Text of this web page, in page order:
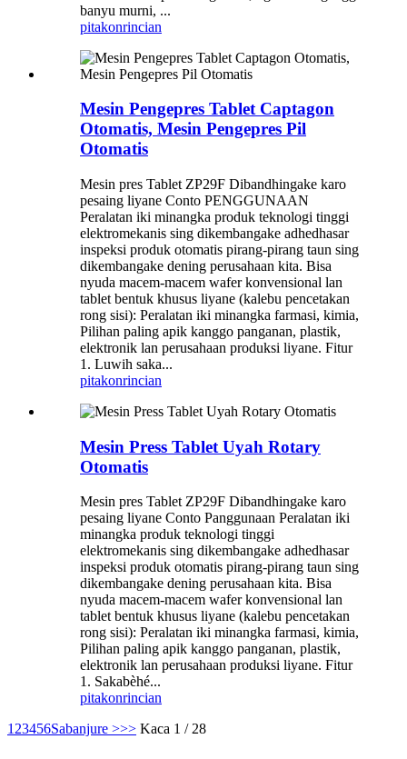
banyu murni, ...
pitakonrincian
Mesin Pengepres Tablet Captagon
Otomatis, Mesin Pengepres Pil
Otomatis
Mesin pres Tablet ZP29F Dibandhingake karo
pesaing liyane Conto PENGGUNAAN
Peralatan iki minangka produk teknologi tinggi
elektromekanis sing dikembangake adhedhasar
inspeksi produk otomatis pirang-pirang taun sing
dikembangake dening perusahaan kita. Bisa
nyuda macem-macem wafer konvensional lan
tablet bentuk khusus liyane (kalebu pencetakan
rong sisi): Peralatan iki minangka farmasi, kimia,
Pilihan paling apik kanggo panganan, plastik,
elektronik lan perusahaan produksi liyane. Fitur
1. Luwih saka...
pitakonrincian
Mesin Press Tablet Uyah Rotary
Otomatis
Mesin pres Tablet ZP29F Dibandhingake karo
pesaing liyane Conto Panggunaan Peralatan iki
minangka produk teknologi tinggi
elektromekanis sing dikembangake adhedhasar
inspeksi produk otomatis pirang-pirang taun sing
dikembangake dening perusahaan kita. Bisa
nyuda macem-macem wafer konvensional lan
tablet bentuk khusus liyane (kalebu pencetakan
rong sisi): Peralatan iki minangka farmasi, kimia,
Pilihan paling apik kanggo panganan, plastik,
elektronik lan perusahaan produksi liyane. Fitur
1. Sakabèhé...
pitakonrincian
1 23456Sabanjure >>> Kaca 1 / 28